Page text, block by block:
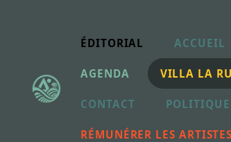
ÉDITORIAL ACCUEIL
AGENDA VILLA LA
CONTACT
RÉMUNÉRER LES ARTISTES